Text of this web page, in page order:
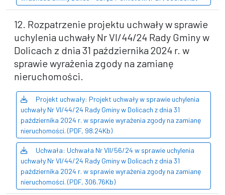
12. Rozpatrzenie projektu uchwały w sprawie
uchylenia uchwały Nr VI/44/24 Rady Gminy w
Dolicach z dnia 31 października 2024 r. w
sprawie wyrażenia zgody na zamianę
nieruchomości.
Projekt uchwały: Projekt uchwały w sprawie uchylenia
uchwały Nr VI/44/24 Rady Gminy w Dolicach z dnia 31
października 2024 r. w sprawie wyrażenia zgody na zamianę
nieruchomości. (PDF, 98.24Kb)
Uchwała: Uchwała Nr VII/56/24 w sprawie uchylenia
uchwały Nr VI/44/24 Rady Gminy w Dolicach z dnia 31
października 2024 r. w sprawie wyrażenia zgody na zamianę
nieruchomości. (PDF, 306.76Kb)